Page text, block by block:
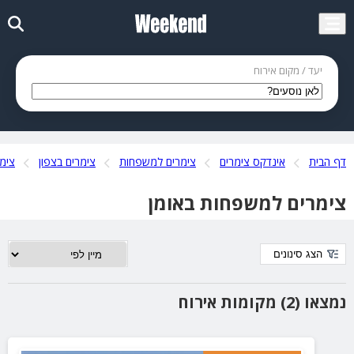
יעד / מקום אירוח
דף הבית אינדקס צימרים צימרים למשפחות צימרים בצפון
צימרים למשפחות באומן
נמצאו (2) מקומות אירוח
הצג סינונים